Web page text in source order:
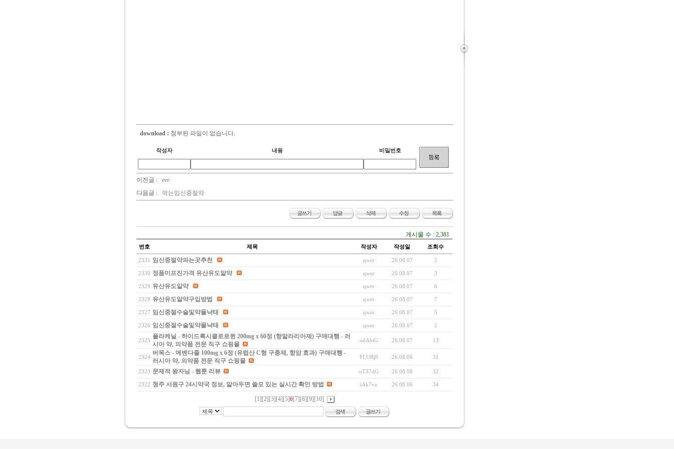
download : 첨부된 파일이 없습니다.
작성자 내용 비밀번호
이전글 : eee
다음글 : 먹는임신중절약
게시물 수 : 2,381
번호 제목 작성자 작성일 조회수
2331 임신중절약파는곳추천 qwer 26.08.07 2
2330 정품미프진가격 유산유도알약 qwer 26.08.07 3
2329 유산유도알약 qwer 26.08.07 6
2328 유산유도알약구입방법 qwer 26.08.07 7
2327 임신중절수술및약물낙태 qwer 26.08.07 5
2326 임신중절수술및약물낙태 qwer 26.08.07 2
2325
플라케닐 - 하이드록시클로로퀸 200mg x 60정 (항말라리아제) 구매대행 - 러
시아 약, 의약품 전문 직구 쇼핑몰
odAbtG 26.08.07 13
2324
버목스 - 메벤다졸 100mg x 6정 (유럽산 C형 구충제, 항암 효과) 구매대행 -
러시아 약, 의약품 전문 직구 쇼핑몰
FLURj8 26.08.06 31
2323 문제적 왕자님 - 웹툰 리뷰 oT37dG 26.08.06 32
2322 청주 서원구 24시약국 정보, 알아두면 쓸모 있는 실시간 확인 방법 iAk7vu 26.08.06 34
[1] [2] [3] [4] [5]6[7] [8] [9] [10]